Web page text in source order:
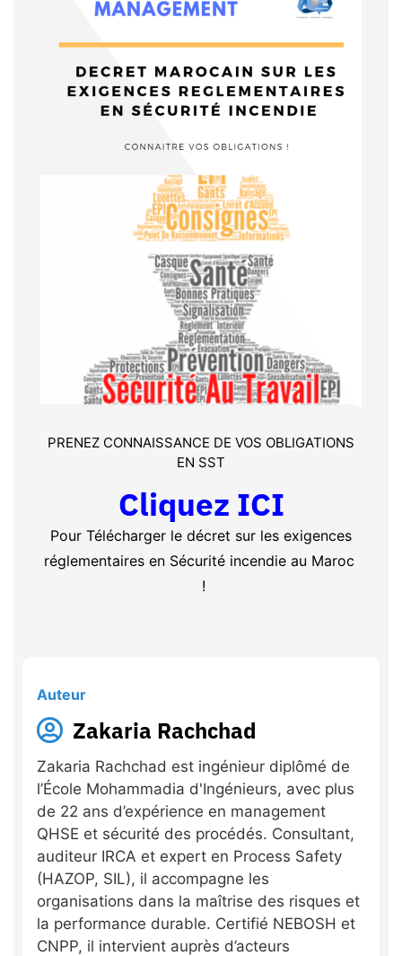
PRENEZ CONNAISSANCE DE VOS OBLIGATIONS
EN SST
Cliquez ICI
Pour Télécharger le décret sur les exigences
réglementaires en Sécurité incendie au Maroc
!
Auteur
Zakaria Rachchad
Zakaria Rachchad est ingénieur diplômé de
l’École Mohammadia d'Ingénieurs, avec plus
de 22 ans d’expérience en management
QHSE et sécurité des procédés. Consultant,
auditeur IRCA et expert en Process Safety
(HAZOP, SIL), il accompagne les
organisations dans la maîtrise des risques et
la performance durable. Certifié NEBOSH et
CNPP, il intervient auprès d’acteurs